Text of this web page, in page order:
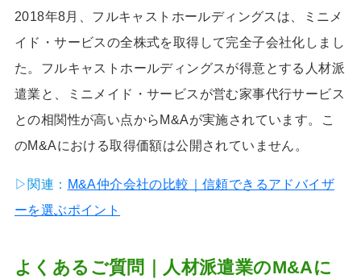
2018年8月、フルキャストホールディングスは、ミニメ
イド・サービスの全株式を取得して完全子会社化しまし
た。フルキャストホールディングスが得意とする人材派
遣業と、ミニメイド・サービスが営む家事代行サービス
との相関性が高い点からM&Aが実施されています。こ
のM&Aにおける取得価額は公開されていません。
▷関連： M&A仲介会社の比較｜信頼できるアドバイザ
ーを選ぶポイント
よくあるご質問｜人材派遣業のM&Aに